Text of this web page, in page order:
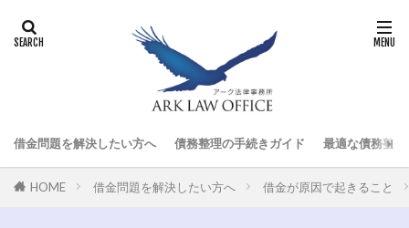
借金問題を解決したい方へ 債務整理の手続きガイド 最適な債務整
HOME 借金問題を解決したい方へ 借金が原因で起きること